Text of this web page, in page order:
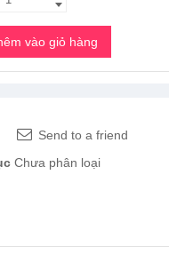
vào giỏ hàng
Send to a friend
Chưa phân loại